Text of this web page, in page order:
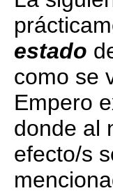
estado
como se
Empero
donde al
efecto/s